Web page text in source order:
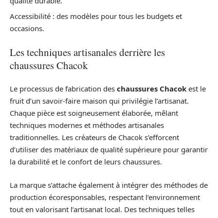
Accessibilité : des modèles pour tous les budgets et
occasions.
Les techniques artisanales derrière les
chaussures Chacok
Le processus de fabrication des chaussures Chacok est le
fruit d’un savoir-faire maison qui privilégie l’artisanat.
Chaque pièce est soigneusement élaborée, mêlant
techniques modernes et méthodes artisanales
traditionnelles. Les créateurs de Chacok s’efforcent
d’utiliser des matériaux de qualité supérieure pour garantir
la durabilité et le confort de leurs chaussures.
La marque s’attache également à intégrer des méthodes de
production écoresponsables, respectant l’environnement
tout en valorisant l’artisanat local. Des techniques telles